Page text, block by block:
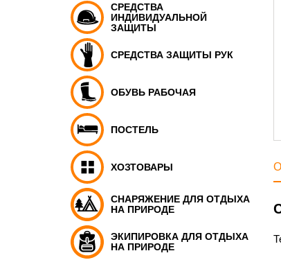
СРЕДСТВА
ИНДИВИДУАЛЬНОЙ
ЗАЩИТЫ
СРЕДСТВА ЗАЩИТЫ РУК
ОБУВЬ РАБОЧАЯ
ПОСТЕЛЬ
ХОЗТОВАРЫ
СНАРЯЖЕНИЕ ДЛЯ ОТДЫХА
НА ПРИРОДЕ
ЭКИПИРОВКА ДЛЯ ОТДЫХА
НА ПРИРОДЕ